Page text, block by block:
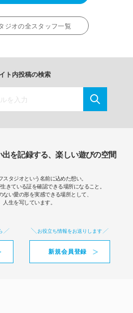
ジオの全スタッフ一覧
ト内投稿の検索
を記録する、楽しい遊びの空間
スタジオという名前に込めた想い。
きている証を確認できる場所になること。
い愛の形を実感できる場所として、
人生を写しています。
お役立ち情報をお送りします
新規会員登録